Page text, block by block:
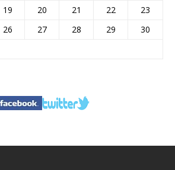
19 20 21 22
23
26 27 28 29
30